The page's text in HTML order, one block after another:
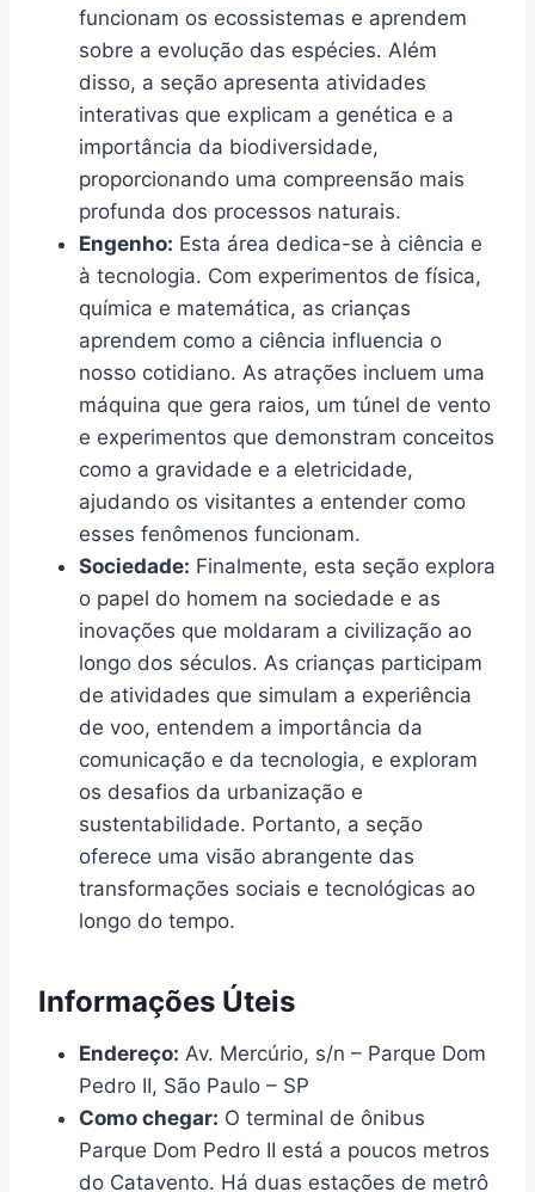
funcionam os ecossistemas e aprendem
sobre a evolução das espécies. Além
disso, a seção apresenta atividades
interativas que explicam a genética e a
importância da biodiversidade,
proporcionando uma compreensão mais
profunda dos processos naturais.
Engenho: Esta área dedica-se à ciência e
à tecnologia. Com experimentos de física,
química e matemática, as crianças
aprendem como a ciência influencia o
nosso cotidiano. As atrações incluem uma
máquina que gera raios, um túnel de vento
e experimentos que demonstram conceitos
como a gravidade e a eletricidade,
ajudando os visitantes a entender como
esses fenômenos funcionam.
Sociedade: Finalmente, esta seção explora
o papel do homem na sociedade e as
inovações que moldaram a civilização ao
longo dos séculos. As crianças participam
de atividades que simulam a experiência
de voo, entendem a importância da
comunicação e da tecnologia, e exploram
os desafios da urbanização e
sustentabilidade. Portanto, a seção
oferece uma visão abrangente das
transformações sociais e tecnológicas ao
longo do tempo.
Informações Úteis
Endereço: Av. Mercúrio, s/n – Parque Dom
Pedro II, São Paulo – SP
Como chegar: O terminal de ônibus
Parque Dom Pedro II está a poucos metros
do Catavento. Há duas estações de metrô